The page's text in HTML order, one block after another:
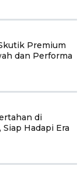
Premium
dan Performa
di
Hadapi Era